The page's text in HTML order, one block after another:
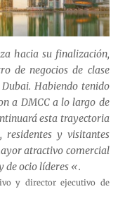
hacia su finalización,
de negocios de clase
Habiendo tenido
a DMCC a lo largo de
esta trayectoria
residentes y visitantes
atractivo comercial
de ocio líderes «.
y director ejecutivo de